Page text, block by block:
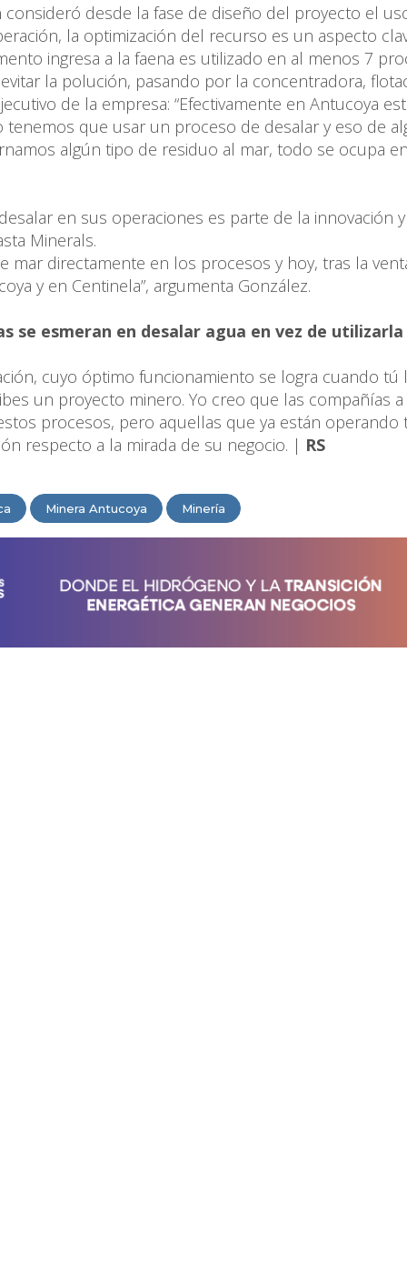
desde la fase de diseño del proyecto el
la optimización del recurso es un aspecto
ingresa a la faena es utilizado en al menos 7
la polución, pasando por la concentradora,
de la empresa: “Efectivamente en Antucoya
que usar un proceso de desalar y eso de
algún tipo de residuo al mar, todo se ocupa
en sus operaciones es parte de la innovación y
Minerals.
mar directamente en los procesos y hoy, tras la
y en Centinela”, argumenta González.
se esmeran en desalar agua en vez de utilizarla
cuyo óptimo funcionamiento se logra cuando tú
un proyecto minero. Yo creo que las compañías
procesos, pero aquellas que ya están operando
respecto a la mirada de su negocio. | RS
Minera Antucoya Minería